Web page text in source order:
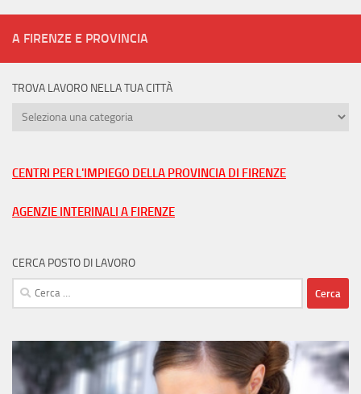
A FIRENZE E PROVINCIA
TROVA LAVORO NELLA TUA CITTÀ
Trova
tua
CENTRI PER L'IMPIEGO DELLA PROVINCIA DI FIRENZE
AGENZIE INTERINALI A FIRENZE
CERCA POSTO DI LAVORO
Ricerca
per: